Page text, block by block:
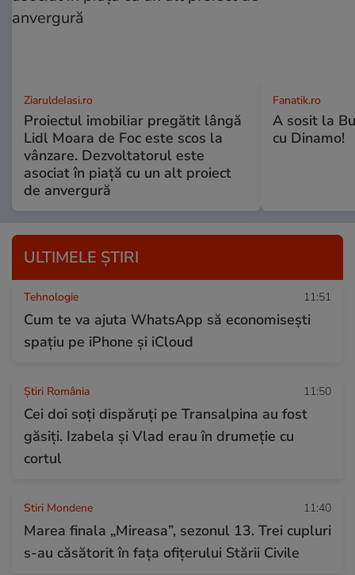
ZiaruldeIasi.ro
Proiectul imobiliar pregătit lângă
Lidl Moara de Foc este scos la
vânzare. Dezvoltatorul este
asociat în piață cu un alt proiect
de anvergură
Fanatik.ro
A sosit la
cu Dinamo!
ULTIMELE ȘTIRI
Tehnologie 11:51
Cum te va ajuta WhatsApp să economisești
spațiu pe iPhone și iCloud
Știri România 11:50
Cei doi soți dispăruți pe Transalpina au fost
găsiți. Izabela și Vlad erau în drumeție cu
cortul
Stiri Mondene 11:40
Marea finala „Mireasa”, sezonul 13. Trei cupluri
s-au căsătorit în fața ofițerului Stării Civile